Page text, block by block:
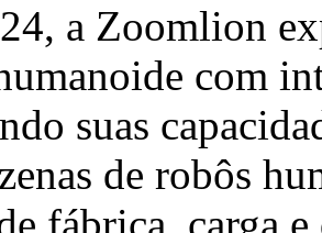
a Zoomlion
com
suas
de robôs
fábrica, carga